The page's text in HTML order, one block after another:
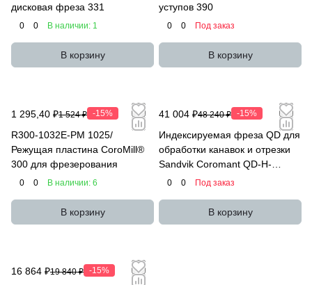
дисковая фреза 331
0 0 В наличии: 1
В корзину
уступов 390
0 0 Под заказ
В корзину
1 295,40 ₽1 524 ₽ -15%
R300-1032E-PM 1025/
Режущая пластина CoroMill®
300 для фрезерования
0 0 В наличии: 6
В корзину
41 004 ₽48 240 ₽ -15%
Индексируемая фреза QD для
обработки канавок и отрезки
Sandvik Coromant QD-H-
080X10-M
0 0 Под заказ
В корзину
16 864 ₽19 840 ₽ -15%